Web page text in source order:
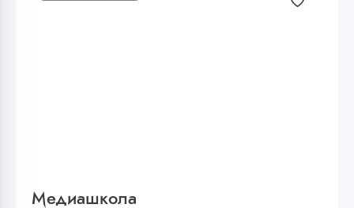
Медиашкола